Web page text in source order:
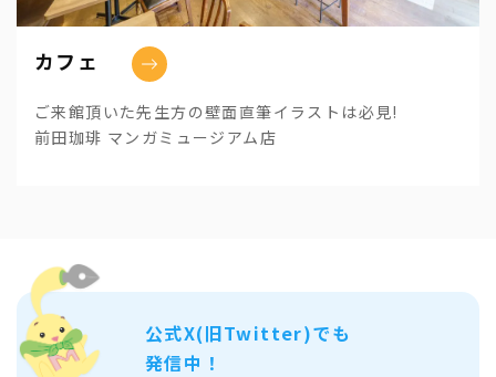
カフェ
ご来館頂いた先生方の壁面直筆イラストは必見!
前田珈琲 マンガミュージアム店
公式X(旧Twitter)でも
発信中！